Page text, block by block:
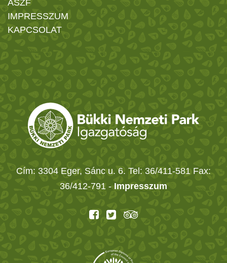
ÁSZF
IMPRESSZUM
KAPCSOLAT
Cím: 3304 Eger, Sánc u. 6. Tel: 36/411-581 Fax:
36/412-791 - Impresszum